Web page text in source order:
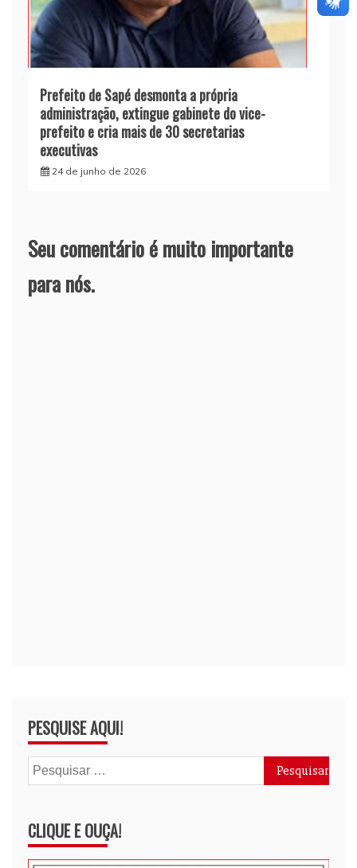
Prefeito de Sapé desmonta a própria
administração, extingue gabinete do vice-
prefeito e cria mais de 30 secretarias
executivas
24 de junho de 2026
Seu comentário é muito importante
para nós.
PESQUISE AQUI!
Pesquisar
por:
CLIQUE E OUÇA!